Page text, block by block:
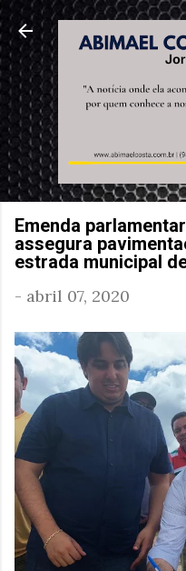
Pular para o
Emenda
assegura
estrada municipal
- abril 07, 2020